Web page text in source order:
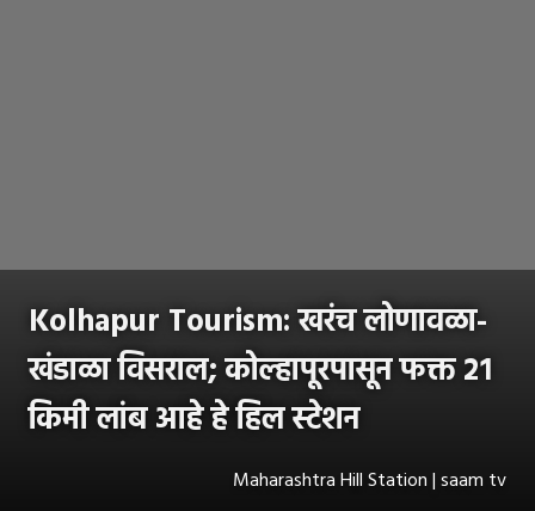
Kolhapur Tourism: खरंच लोणावळा-
खंडाळा विसराल; कोल्हापूरपासून फक्त २१
किमी लांब आहे हे हिल स्टेशन
Maharashtra Hill Station | saam tv